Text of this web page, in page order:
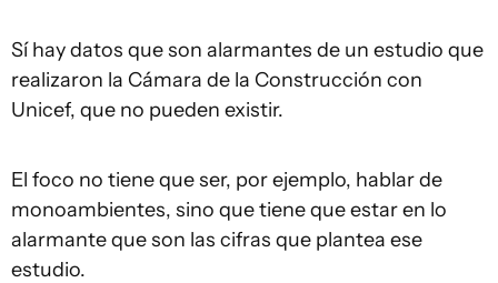
Sí hay datos que son alarmantes de un estudio que
realizaron la Cámara de la Construcción con
Unicef, que no pueden existir.
El foco no tiene que ser, por ejemplo, hablar de
monoambientes, sino que tiene que estar en lo
alarmante que son las cifras que plantea ese
estudio.